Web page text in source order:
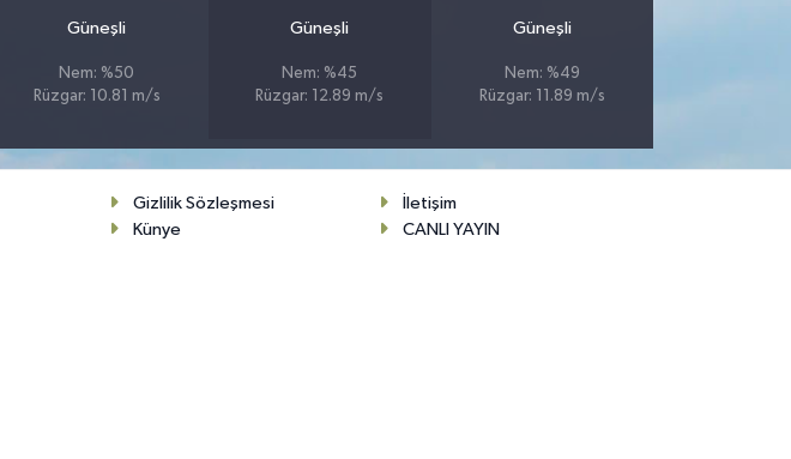
Güneşli
Nem: %50
Rüzgar: 10.81 m/s
Güneşli
Nem: %45
Rüzgar: 12.89 m/s
Güneşli
Nem: %49
Rüzgar: 11.89 m/s
Gizlilik Sözleşmesi
İletişim
Künye
CANLI YAYIN